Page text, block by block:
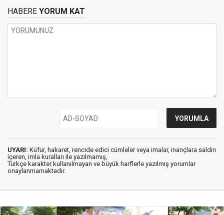
HABERE YORUM KAT
UYARI: Küfür, hakaret, rencide edici cümleler veya imalar, inançlara saldırı
içeren, imla kuralları ile yazılmamış,
Türkçe karakter kullanılmayan ve büyük harflerle yazılmış yorumlar
onaylanmamaktadır.